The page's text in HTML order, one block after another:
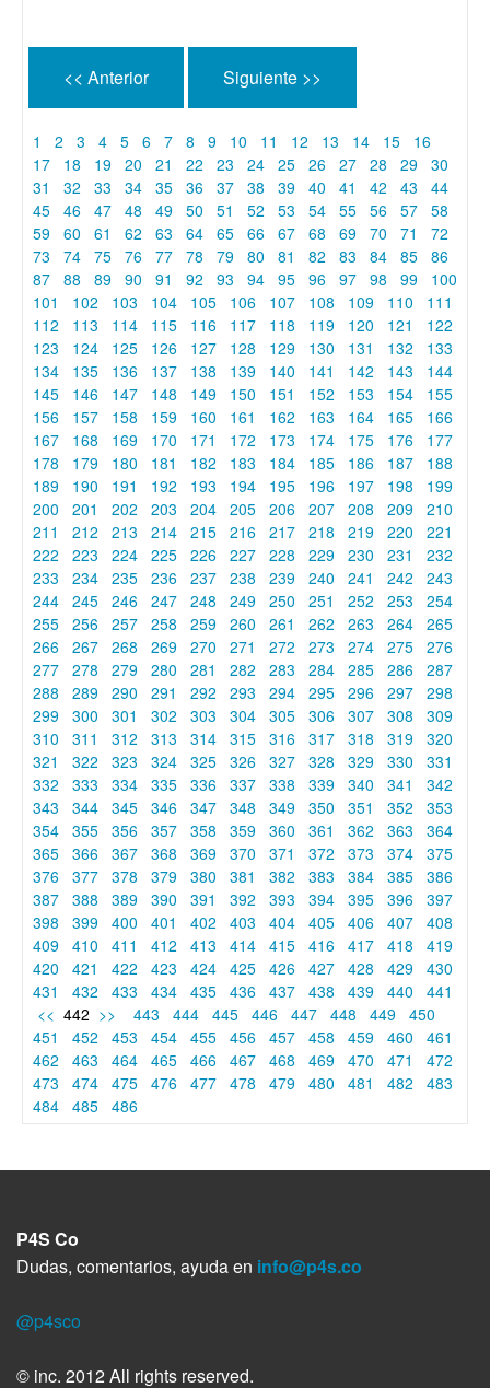
<< Anterior Siguiente >>
1 2 3 4 5 6 7 8 9 10 11 12 13 14 15
16
17
18 19 20 21 22 23 24 25 26 27 28 29 30
31
32 33 34 35 36 37 38 39 40 41 42 43
44
45 46 47 48 49 50 51 52 53 54 55 56 57 58
59 60 61 62 63 64 65 66 67 68 69 70 71
72
73
74 75 76 77 78 79 80 81 82 83 84 85 86
87 88 89 90 91 92 93 94 95 96 97 98 99
100
101
102 103 104 105 106 107 108 109 110
111
112
113 114 115 116 117 118 119 120 121
122
123
124 125 126 127 128 129 130 131 132
133
134
135 136 137 138 139 140 141 142 143
144
145
146 147 148 149 150 151 152 153 154
155
156
157 158 159 160 161 162 163 164 165
166
167
168 169 170 171 172 173 174 175 176
177
178
179 180 181 182 183 184 185 186 187
188
189
190 191 192 193 194 195 196 197 198
199
200
201 202 203 204 205 206 207 208 209 210
211
212 213 214 215 216 217 218 219 220
221
222
223 224 225 226 227 228 229 230 231
232
233
234 235 236 237 238 239 240 241 242
243
244 245 246 247 248 249 250 251 252 253
254
255 256 257 258 259 260 261 262 263 264 265
266 267 268 269 270 271 272 273 274 275 276
277 278 279 280 281 282 283 284 285 286 287
288
289 290 291 292 293 294 295 296 297 298
299 300 301 302 303 304 305 306 307 308
309
310
311 312 313 314 315 316 317 318 319 320
321
322 323 324 325 326 327 328 329 330
331
332
333 334 335 336 337 338 339 340 341
342
343
344 345 346 347 348 349 350 351 352
353
354 355 356 357 358 359 360 361 362 363
364
365 366 367 368 369 370 371 372 373 374 375
376 377 378 379 380 381 382 383 384 385 386
387 388 389 390 391 392 393 394 395 396 397
398
399 400 401 402 403 404 405 406 407 408
409 410 411 412 413 414 415 416 417 418
419
420
421 422 423 424 425 426 427 428 429 430
431
432 433 434 435 436 437 438 439 440
441
<< 442 >> 443 444 445 446 447 448 449 450
451
452 453 454 455 456 457 458 459 460
461
462
463 464 465 466 467 468 469 470 471
472
473
474 475 476 477 478 479 480 481 482
483
484 485 486
P4S Co
Dudas, comentarios, ayuda en info@p4s.co
@p4sco
© inc. 2012 All rights reserved.